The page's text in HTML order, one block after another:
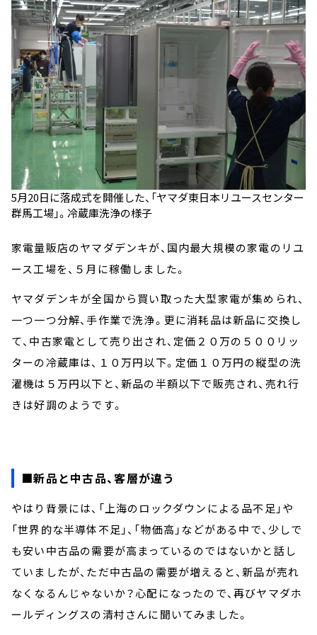
5月20日に落成式を開催した、「ヤマダ東日本リユースセンター
群馬工場」。冷蔵庫洗浄の様子
家電量販店のヤマダデンキが、国内最大規模の家電のリユ
ース工場を、５月に稼働しました。
ヤマダデンキが全国から買い取った大型家電が集められ、
一つ一つ分解、手作業で洗浄。更に消耗品は新品に交換し
て、中古家電として売り出され、定価２０万の５００リッ
ターの冷蔵庫は、１０万円以下。定価１０万円の縦型の洗
濯機は５万円以下と、新品の半額以下で販売され、売れ行
きは好調のようです。
■新品と中古品、客層が違う
やはり背景には、「上海のロックダウンによる品不足」や
「世界的な半導体不足」、「物価高」などがある中で、少しで
も安い中古品の需要が高まっているのではないかと話し
ていましたが、ただ中古品の需要が増えると、新品が売れ
なくなるんじゃないか？心配になったので、再びヤマダホ
ールディングスの清村さんに聞いてみました。